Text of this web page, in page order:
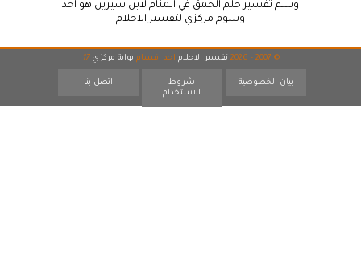
وسم تفسير حلم الحمق في المنام لابن سيرين هو احد
وسوم مركزي لتفسير الاحلام
© 2007 - 2026 تفسير الاحلام احد اقسام بوابة مركزي 17
بيان الخصوصية
شروط
الاستخدام
اتصل بنا